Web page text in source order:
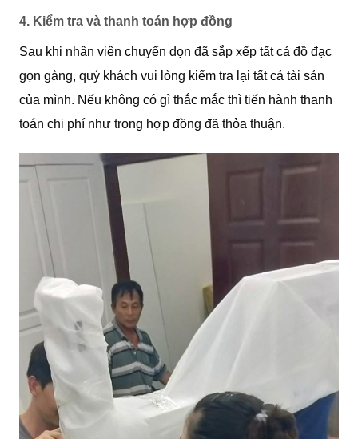
4. Kiểm tra và thanh toán hợp đồng
Sau khi nhân viên chuyển dọn đã sắp xếp tất cả đồ đạc
gọn gàng, quý khách vui lòng kiểm tra lại tất cả tài sản
của mình. Nếu không có gì thắc mắc thì tiến hành thanh
toán chi phí như trong hợp đồng đã thỏa thuận.